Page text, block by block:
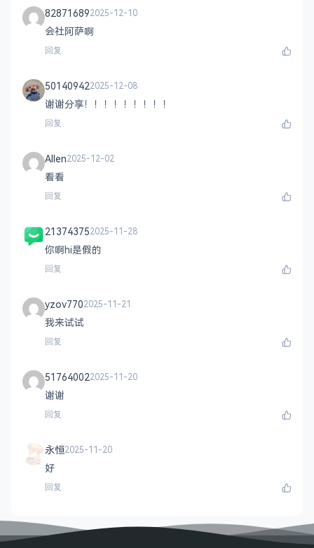
828716892025-12-10
会社阿萨啊
回复
501409422025-12-08
谢谢分享！！！！！！！！！
回复
Allen2025-12-02
看看
回复
213743752025-11-28
你啊hi是假的
回复
yzov7702025-11-21
我来试试
回复
517640022025-11-20
谢谢
回复
永恒2025-11-20
好
回复